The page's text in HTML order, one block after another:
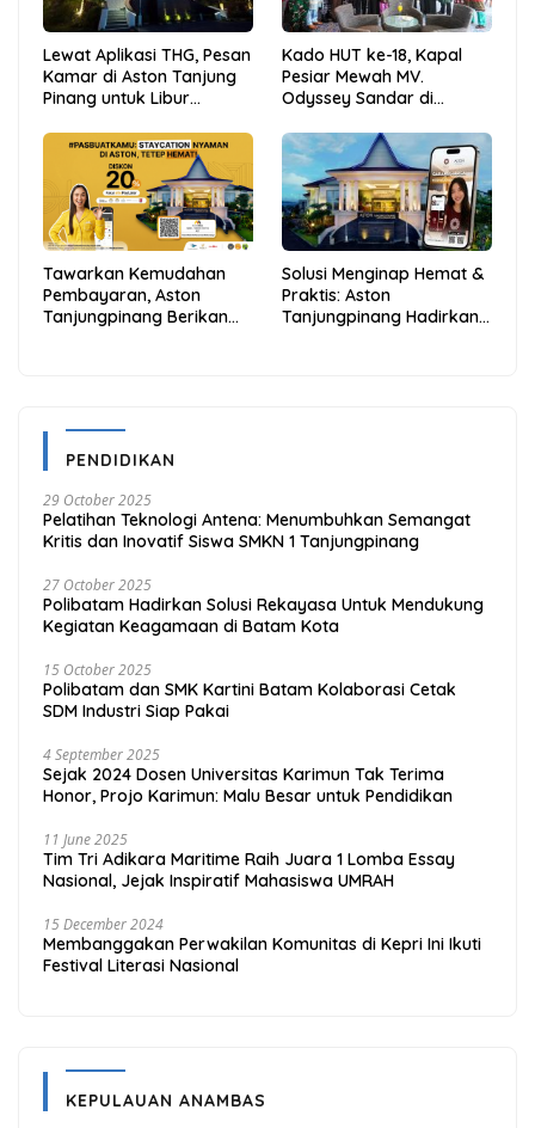
Lewat Aplikasi THG, Pesan
Kamar di Aston Tanjung
Pinang untuk Libur
dan Hemat
Kado HUT ke-18, Kapal
Pesiar Mewah MV.
Odyssey Sandar di
Anambas Siap Mendunia
Tawarkan Kemudahan
Pembayaran, Aston
Tanjungpinang Berikan
Solusi Menginap Hemat &
Praktis: Aston
Tanjungpinang Hadirkan
PENDIDIKAN
29 October 2025
Pelatihan Teknologi Antena: Menumbuhkan Semangat
Kritis dan Inovatif Siswa SMKN 1 Tanjungpinang
27 October 2025
Polibatam Hadirkan Solusi Rekayasa Untuk Mendukung
Kegiatan Keagamaan di Batam Kota
15 October 2025
Polibatam dan SMK Kartini Batam Kolaborasi Cetak
SDM Industri Siap Pakai
4 September 2025
Sejak 2024 Dosen Universitas Karimun Tak Terima
Honor, Projo Karimun: Malu Besar untuk Pendidikan
11 June 2025
Tim Tri Adikara Maritime Raih Juara 1 Lomba Essay
Nasional, Jejak Inspiratif Mahasiswa UMRAH
15 December 2024
Membanggakan Perwakilan Komunitas di Kepri Ini Ikuti
Festival Literasi Nasional
KEPULAUAN ANAMBAS